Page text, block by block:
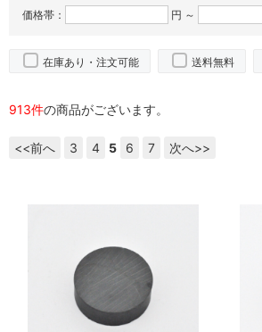
価格帯： 円 ～
在庫あり・注文可能 送料無料
913件の商品がございます。
<<前へ 3 4 5 6 7 次へ>>